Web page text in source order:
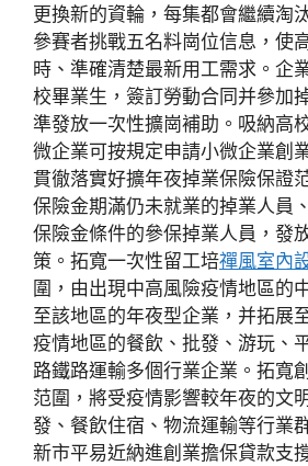
更換新的資輪，每集都會繼續淘
參賽者挑戰五名料崗位信息，使
時、準確清楚最新用工需求。企
校畢業生，簽訂勞動合同并參加
準發放一次性擴崗補助。吸納高
微企業可按規定申請小微企業創
貫徹落實好擴年夜掉業保險保證
保險金期滿仍未就業的掉業人員
保險金條件的參保掉業人員，發
策。拓寬一次性留工培禪風室內
圍，由出現中高風險疫情地區的
至該地區的年夜型企業，并拓展
疫情地區的餐飲、批發、游玩、
路鐵路運輸多個行業企業。拓寬
范圍，將受疫情影響較年夜的文
發、餐飲住宿、物流運輸等行業
新市平易近納進創業擔保貸款支